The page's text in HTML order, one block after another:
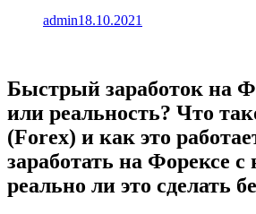
admin18.10.2021
Быстрый заработок на
или реальность? Что
(Forex) и как это
заработать на Форексе с
реально ли это сделать